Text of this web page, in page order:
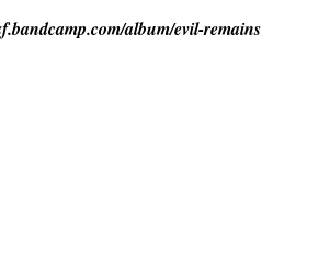
album/evil-remains